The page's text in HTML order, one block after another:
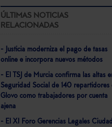
ÚLTIMAS NOTICIAS
RELACIONADAS
- Justicia moderniza el pago de tasas
online e incorpora nuevos métodos
- El TSJ de Murcia confirma las altas
Seguridad Social de 140 repartidores
Glovo como trabajadores por cuenta
ajena
- El XI Foro Gerencias Legales